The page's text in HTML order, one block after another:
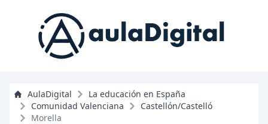
AulaDigital
La educación en España
Comunidad Valenciana
Castellón/Castelló
Morella